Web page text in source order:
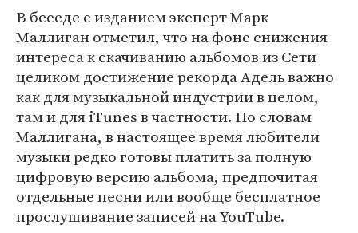
В беседе с изданием эксперт Марк
Маллиган отметил, что на фоне снижения
интереса к скачиванию альбомов из Сети
целиком достижение рекорда Адель важно
как для музыкальной индустрии в целом,
там и для iTunes в частности. По словам
Маллигана, в настоящее время любители
музыки редко готовы платить за полную
цифровую версию альбома, предпочитая
отдельные песни или вообще бесплатное
прослушивание записей на YouTube.